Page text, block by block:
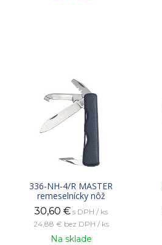
336-NH-4/R MASTER
remeselnícky nôž
30,60 € s DPH / ks
24,88 € bez DPH / ks
Na sklade